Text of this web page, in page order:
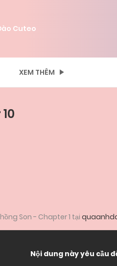
Cuteo
XEM THÊM
Son - Chapter 1 tại
Nội dung này yêu cầu